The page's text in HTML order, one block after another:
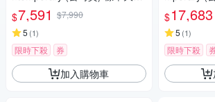
圈定焦鏡頭 人像鏡 APS-C 無反
微單眼專用鏡頭
$7,591 $7,990
5 (1)
限時下殺 券
加入購物車
圈定焦鏡
單眼專用鏡
$17,683
5 (1)
限時下殺